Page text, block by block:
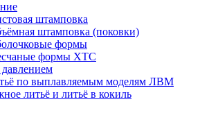
штамповка
штамповка (поковки)
формы
формы ХТС
по выплавляемым моделям ЛВМ
литьё и литьё в кокиль